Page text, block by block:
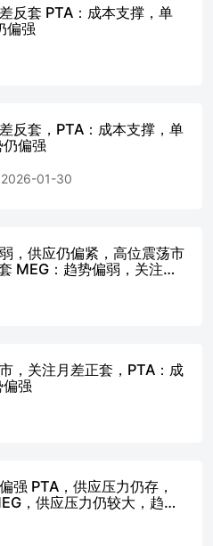
重启计划，聚酯负荷高点不超过
对POY进行5%的减产，但暂时不
了，可能会POY转产FDY。聚酯开
负荷小幅提升，四川、海南、福建
新疆天业、 内蒙古建元检修，中
昊源、山西沃能等装置负荷提升。
（+0.8%），煤制76.7%（+2%）。
具备条件，因为利润太高了，可能
工高点已现，未来四季度需求预计
近端仍偏强，远端供应压力显现，
算违反任何地区、国家、城市或其
法规。本报告难以设置访问权限，
解。若您并非国泰君安期货客户中
、订阅或接收任何相关信息。本报
您根据自身的风险承受能力自行作
资风险，不应凭借本内容进行具体
专业胜任能力，力求报告内容独
反套 PTA：成本支撑，单
偏强
反套，PTA：成本支撑，单
偏强
2026-01-30
，供应仍偏紧，高位震荡市
MEG：趋势偏弱，关注计
，关注月差正套，PTA：成
强
强 PTA，供应压力仍存，
，供应压力仍较大，趋势